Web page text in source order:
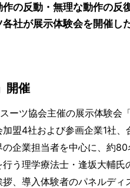
の反動・無理な動作の反
社が展示体験会を開催し
開催
ーツ協会主催の展示体験会
盟4社および参画企業1社
企業担当者を中心に、約
う理学療法士・逢坂大輔
、導入体験者のパネルディ